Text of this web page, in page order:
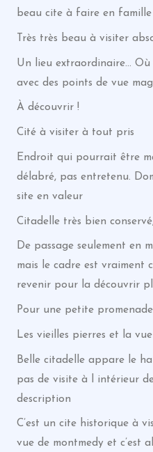
beau cite à faire en famille
Très très beau à visiter
Un lieu extraordinaire…
avec des points de vue
À découvrir !
Cité à visiter à tout pris
Endroit qui pourrait être
délabré, pas entretenu.
site en valeur
Citadelle très bien
De passage seulement en
mais le cadre est vraiment
revenir pour la découvrir
Pour une petite promenade
Les vieilles pierres et la
Belle citadelle appare le
pas de visite à l intérieur
description
C’est un cite historique à
vue de montmedy et c’est